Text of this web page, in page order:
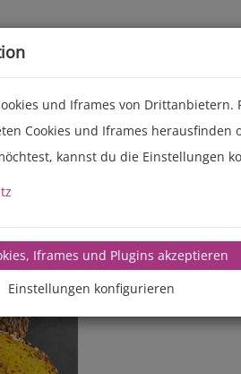
und Iframes von Drittanbietern.
Cookies und Iframes herausfinden
kannst du die Einstellungen
Iframes und Plugins akzeptieren
Einstellungen konfigurieren